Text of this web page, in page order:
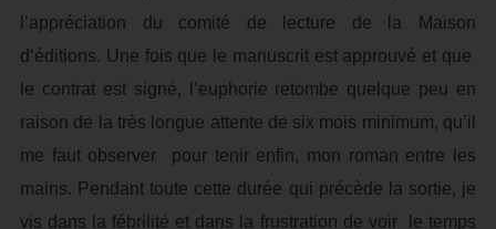
l’appréciation du comité de lecture de la Maison
d‘éditions. Une fois que le manuscrit est approuvé et que
le contrat est signé, l’euphorie retombe quelque peu en
raison de la très longue attente de six mois minimum, qu’il
me faut observer pour tenir enfin, mon roman entre les
mains. Pendant toute cette durée qui précède la sortie, je
vis dans la fébrilité et dans la frustration de voir le temps